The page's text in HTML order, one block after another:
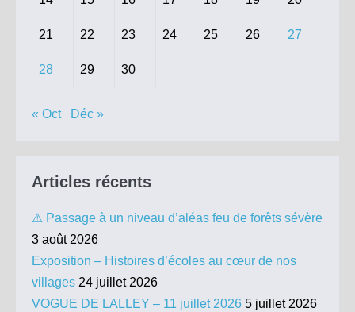
21 22 23 24 25 26 27
28 29 30
« Oct Déc »
Articles récents
⚠ Passage à un niveau d’aléas feu de forêts sévère
3 août 2026
Exposition – Histoires d’écoles au cœur de nos
villages 24 juillet 2026
VOGUE DE LALLEY – 11 juillet 2026 5 juillet 2026